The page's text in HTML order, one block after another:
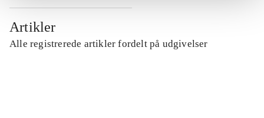
Artikler
Alle registrerede artikler fordelt på udgivelser